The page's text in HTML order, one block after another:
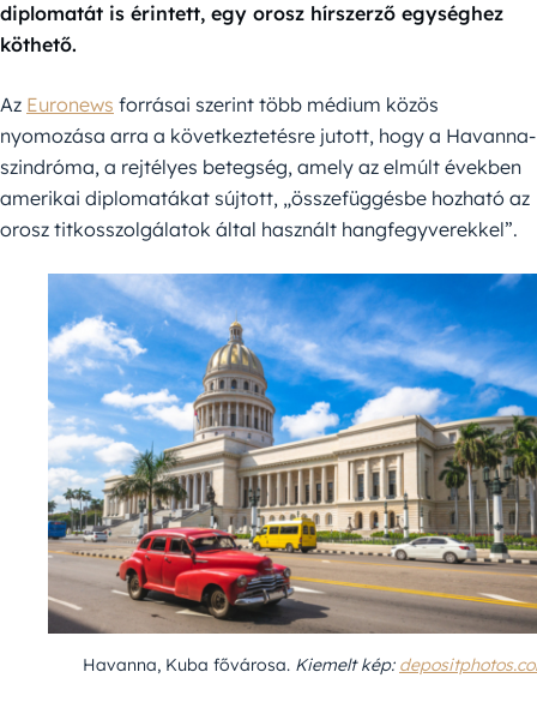
diplomatát is érintett, egy orosz hírszerző egységhez
köthető.
Az Euronews forrásai szerint több médium közös
nyomozása arra a következtetésre jutott, hogy a Havanna-
szindróma, a rejtélyes betegség, amely az elmúlt években
amerikai diplomatákat sújtott, „összefüggésbe hozható az
orosz titkosszolgálatok által használt hangfegyverekkel”.
Havanna, Kuba fővárosa. Kiemelt kép: